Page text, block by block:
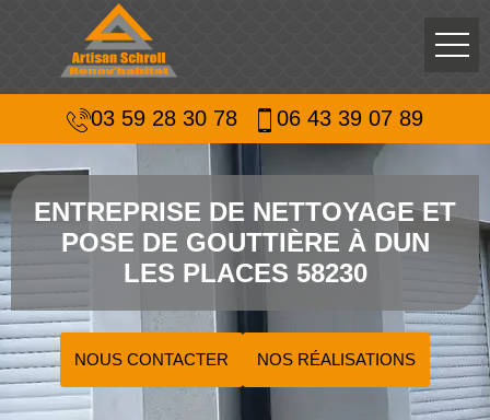
03 59 28 30 78 06 43 39 07 89
ENTREPRISE DE NETTOYAGE ET
POSE DE GOUTTIÈRE À DUN
LES PLACES 58230
NOUS CONTACTER NOS RÉALISATIONS